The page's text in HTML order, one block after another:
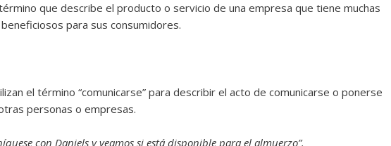
que describe el producto o servicio de una empresa que tiene muchas
para sus consumidores.
el término “comunicarse” para describir el acto de comunicarse o ponerse
personas o empresas.
con Daniels y veamos si está disponible para el almuerzo”.